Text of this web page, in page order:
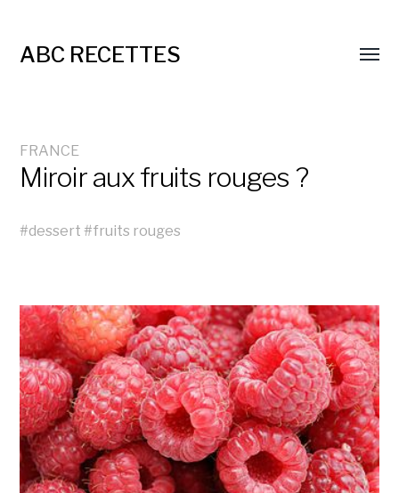
ABC RECETTES
FRANCE
Miroir aux fruits rouges ?
#dessert #fruits rouges